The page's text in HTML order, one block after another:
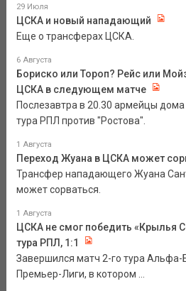
29 Июля
ЦСКА и новый нападающий
Еще о трансферах ЦСКА.
6 Августа
Бориско или Тороп? Рейс или
ЦСКА в следующем матче
Послезавтра в 20.30 армейцы дома
тура РПЛ против "Ростова".
1 Августа
Переход Жуана в ЦСКА может
Трансфер нападающего Жуана
может сорваться.
1 Августа
ЦСКА не смог победить «Крылья
тура РПЛ, 1:1
Завершился матч 2-го тура Альфа-
Премьер-Лиги, в котором ...